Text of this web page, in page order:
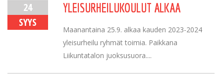
24
SYYS
YLEISURHEILUKOULUT ALKAA
Maanantaina 25.9. alkaa kauden 2023-2024
yleisurheilu ryhmät toimia. Paikkana
Liikuntatalon juoksusuora....